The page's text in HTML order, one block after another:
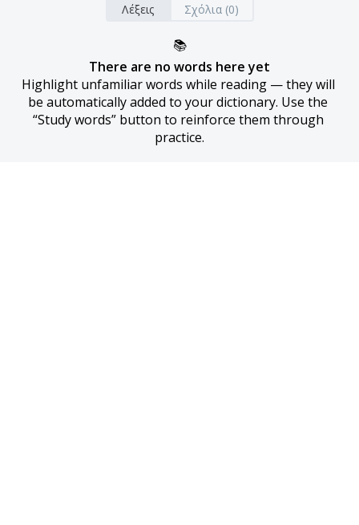
Λέξεις Σχόλια (0)
📚
There are no words here yet
Highlight unfamiliar words while reading — they will
be automatically added to your dictionary. Use the
“Study words” button to reinforce them through
practice.